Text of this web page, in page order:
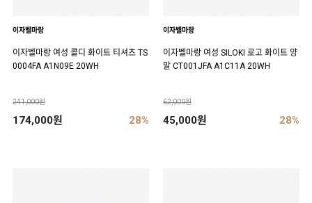
이자벨마랑
이자벨마랑 여성 콜디 화이트 티셔츠 TS
0004FA A1N09E 20WH
241,000원
174,000원 28%
이자벨마랑
이자벨마랑 여성 SILOKI 로고 화이트 양
말 CT001JFA A1C11A 20WH
62,000원
45,000원 28%